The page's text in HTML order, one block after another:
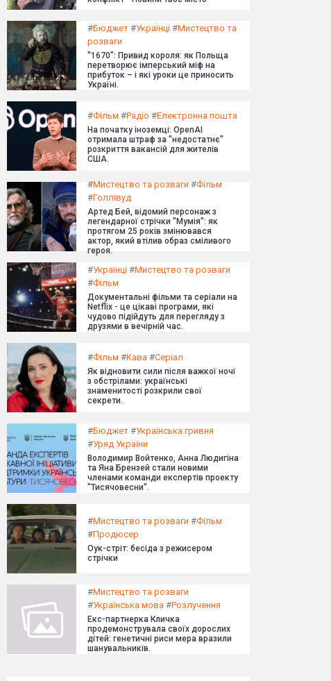
#Бюджет #Українці #Мистецтво та
розваги
"1670": Привид короля: як Польща
перетворює імперський міф на
прибуток – і які уроки це приносить
Україні.
#Фільм #Радіо #Електронна пошта
На початку іноземці: OpenAI
отримала штраф за "недостатнє"
розкриття вакансій для жителів
США.
#Мистецтво та розваги #Фільм
#Голлівуд
Артед Бей, відомий персонаж з
легендарної стрічки "Мумія": як
протягом 25 років змінювався
актор, який втілив образ сміливого
героя.
#Українці #Мистецтво та розваги
#Фільм
Документальні фільми та серіали на
Netflix - це цікаві програми, які
чудово підійдуть для перегляду з
друзями в вечірній час.
#Фільм #Кава #Серіал
Як відновити сили після важкої ночі
з обстрілами: українські
знаменитості розкрили свої
секрети.
#Бюджет #Українська гривня
#Уряд України
Володимир Войтенко, Анна Людигіна
та Яна Брензей стали новими
членами команди експертів проекту
"Тисячовесни".
#Мистецтво та розваги #Фільм
#Продюсер
Оук-стріт: бесіда з режисером
стрічки
#Мистецтво та розваги
#Українська мова #Розлучення
Екс-партнерка Кличка
продемонструвала своїх дорослих
дітей: генетичні риси мера вразили
шанувальників.